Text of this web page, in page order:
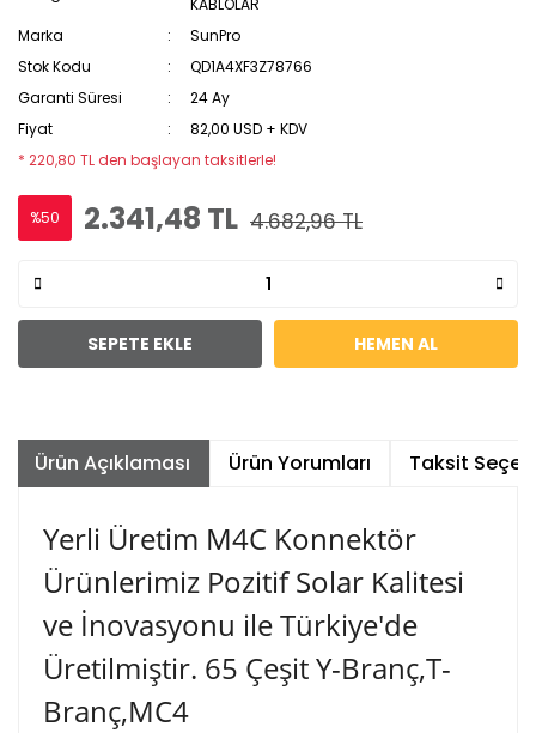
KABLOLAR
Marka
SunPro
Stok Kodu
QD1A4XF3Z78766
Garanti Süresi
24 Ay
Fiyat
82,00 USD + KDV
* 220,80 TL den başlayan taksitlerle!
%50 2.341,48 TL 4.682,96 TL
SEPETE EKLE HEMEN AL
Ürün Açıklaması Ürün Yorumları Taksit
Yerli Üretim M4C Konnektör
Ürünlerimiz Pozitif Solar Kalitesi
ve İnovasyonu ile Türkiye'de
Üretilmiştir. 65 Çeşit Y-Branç,T-
Branç,MC4